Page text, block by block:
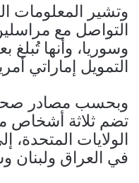
وتشير المعلومات
التواصل مع
وسوريا، وأنها تُبلغ
التمويل إماراتي
وبحسب مصادر
تضم ثلاثة أشخاص
الولايات
في العراق ولبنان